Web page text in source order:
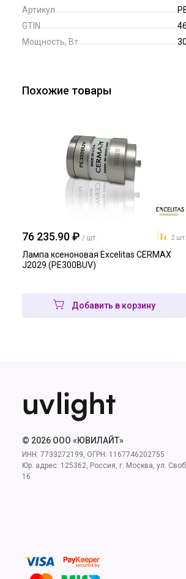
Артикул
GTIN
Мощность, Вт
Похожие товары
76 235.90 ₽ / шт. 2 шт.
Лампа ксеноновая Excelitas CERMAX
J2029 (PE300BUV)
Добавить в корзину
© 2026 ООО «ЮВИЛАЙТ»
ИНН: 7733272199, ОГРН: 1167746202755
Юр. адрес: 125362, Россия, г. Москва, ул.
16